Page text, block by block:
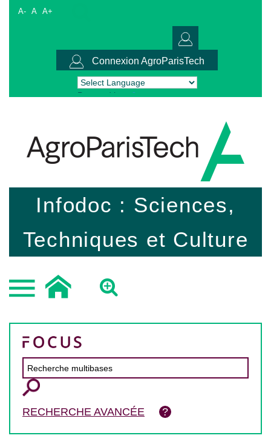
A- A A+
Connexion AgroParisTech
Powered by Translate
Infodoc : Sciences,
Techniques et Culture
RECHERCHE AVANCÉE